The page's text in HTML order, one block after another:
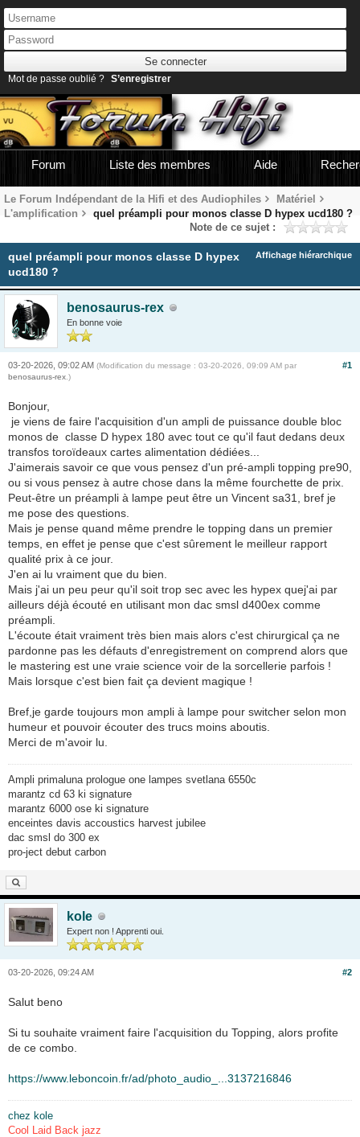
Mot de passe oublié ? S’enregistrer
Forum Liste des membres Aide
Le Forum Indépendant de la Hifi et des Audiophiles
Matériel
L'amplification
quel préampli pour monos classe D hypex ucd180 ?
Note de ce sujet :
Affichage hiérarchique
quel préampli pour monos classe D hypex
ucd180 ?
benosaurus-rex
En bonne voie
#1
03-20-2026, 09:02 AM (Modification du message : 03-20-2026, 09:09 AM par
benosaurus-rex .)
Bonjour,
je viens de faire l'acquisition d'un ampli de puissance double bloc
monos de classe D hypex 180 avec tout ce qu'il faut dedans deux
transfos toroïdeaux cartes alimentation dédiées...
J'aimerais savoir ce que vous pensez d'un pré-ampli topping pre90,
ou si vous pensez à autre chose dans la même fourchette de prix.
Peut-être un préampli à lampe peut être un Vincent sa31, bref je
me pose des questions.
Mais je pense quand même prendre le topping dans un premier
temps, en effet je pense que c'est sûrement le meilleur rapport
qualité prix à ce jour.
J'en ai lu vraiment que du bien.
Mais j'ai un peu peur qu'il soit trop sec avec les hypex quej'ai par
ailleurs déjà écouté en utilisant mon dac smsl d400ex comme
préampli.
L'écoute était vraiment très bien mais alors c'est chirurgical ça ne
pardonne pas les défauts d'enregistrement on comprend alors que
le mastering est une vraie science voir de la sorcellerie parfois !
Mais lorsque c'est bien fait ça devient magique !
Bref,je garde toujours mon ampli à lampe pour switcher selon mon
humeur et pouvoir écouter des trucs moins aboutis.
Merci de m'avoir lu.
Ampli primaluna prologue one lampes svetlana 6550c
marantz cd 63 ki signature
marantz 6000 ose ki signature
enceintes davis accoustics harvest jubilee
dac smsl do 300 ex
pro-ject debut carbon
kole
Expert non ! Apprenti oui.
#2
03-20-2026, 09:24 AM
Salut beno
Si tu souhaite vraiment faire l'acquisition du Topping, alors profite
de ce combo.
https://www.leboncoin.fr/ad/photo_audio_...3137216846
chez kole
Cool Laid Back jazz